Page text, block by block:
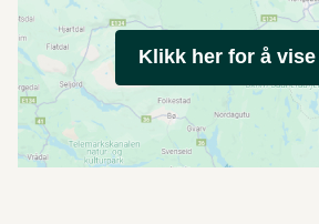
Klikk her for å